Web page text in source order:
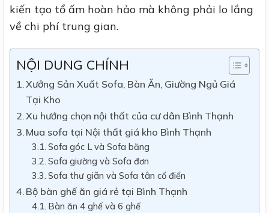
kiến tạo tổ ấm hoàn hảo mà không phải lo lắng
về chi phí trung gian.
NỘI DUNG CHÍNH
Xưởng Sản Xuất Sofa, Bàn Ăn, Giường Ngủ Giá
Tại Kho
Xu hướng chọn nội thất của cư dân Bình Thạnh
Mua sofa tại Nội thất giá kho Bình Thạnh
Sofa góc L và Sofa băng
Sofa giường và Sofa đơn
Sofa thư giãn và Sofa tân cổ điển
Bộ bàn ghế ăn giá rẻ tại Bình Thạnh
Bàn ăn 4 ghế và 6 ghế